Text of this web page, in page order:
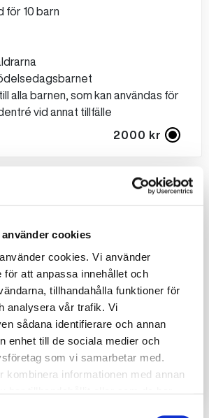
cookies
cookies. Vi använder
för att anpassa innehållet och
tillhandahålla funktioner för
analysera vår trafik. Vi
sådana identifierare och annan
enhet till de sociala medier och
som vi samarbetar med.
kombinera informationen med annan
för 10 barn
alla barnen, som kan användas för
vid annat tillfälle
2000 kr
alla barnen, som kan användas för
vid annat tillfälle
2500 kr